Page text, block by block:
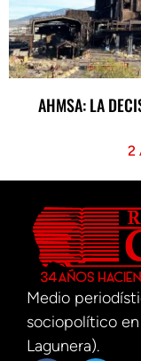
AHMSA: LA
2
Medio
sociopolítico
Lagunera).